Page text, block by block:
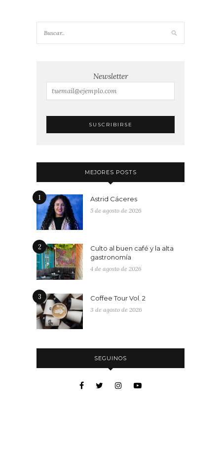
Newsletter
MEJORES POSTS
1 Astrid Cáceres
5 de agosto de 2026
2
Culto al buen café y la alta
gastronomía
4 de agosto de 2026
3 Coffee Tour Vol. 2
3 de agosto de 2026
SEGUINOS